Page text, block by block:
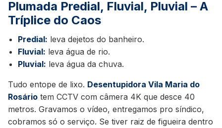
Plumada Predial, Fluvial, Pluvial – A
Tríplice do Caos
Predial: leva dejetos do banheiro.
Fluvial: leva água de rio.
Pluvial: leva água da chuva.
Tudo entope de lixo. Desentupidora Vila Maria do
Rosário tem CCTV com câmera 4K que desce 40
metros. Gravamos o vídeo, entregamos pro síndico,
cobramos só o serviço. Se tiver raiz de figueira dentro